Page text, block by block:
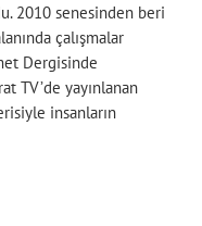
2010 senesinden beri
çalışmalar
Dergisinde
TV’de yayınlanan
insanların